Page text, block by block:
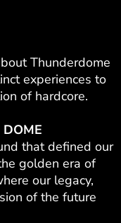
Thunderdome
experiences to
of hardcore.
that defined our
golden era of
our legacy,
of the future